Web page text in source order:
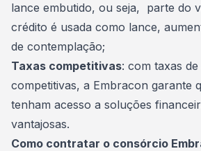
lance embutido, ou seja, parte do
crédito é usada como lance,
de contemplação;
Taxas competitivas: com taxas
competitivas, a Embracon garante
tenham acesso a soluções
vantajosas.
Como contratar o consórcio